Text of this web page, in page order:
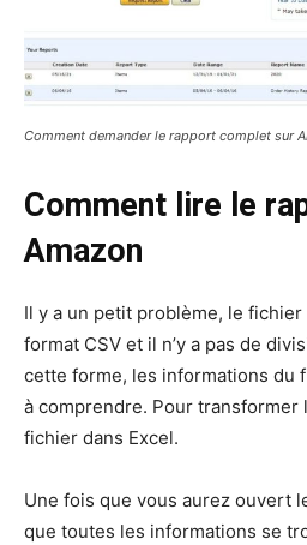
Comment demander le rapport complet sur
Comment lire le
Amazon
Il y a un petit problème, le
format CSV et il n’y a pas de
cette forme, les informations du
à comprendre. Pour transformer
fichier dans Excel.
Une fois que vous aurez ouvert
que toutes les informations se